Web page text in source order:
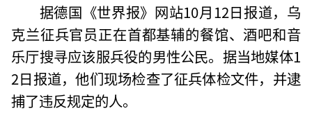
据德国《世界报》网站10月12日报道，乌
克兰征兵官员正在首都基辅的餐馆、酒吧和音
乐厅搜寻应该服兵役的男性公民。据当地媒体1
2日报道，他们现场检查了征兵体检文件，并逮
捕了违反规定的人。